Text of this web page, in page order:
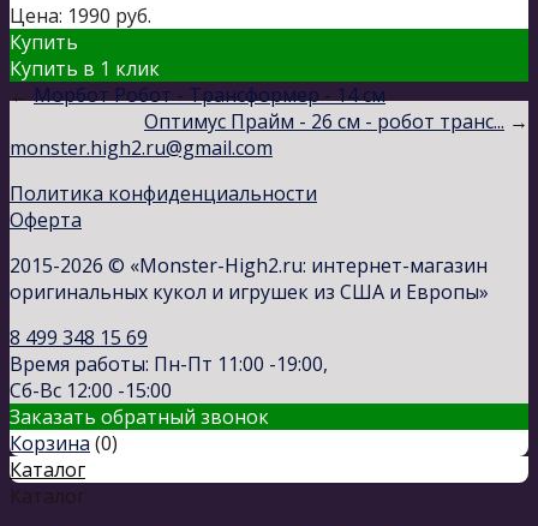
Цена: 1990 руб.
Купить
Купить в 1 клик
←Морбот Робот - Трансформер - 14 см
Оптимус Прайм - 26 см - робот транс... →
monster.high2.ru@gmail.com
Политика конфиденциальности
Оферта
2015-2026 © «Monster-High2.ru: интернет-магазин
оригинальных кукол и игрушек из США и Европы»
8 499 348 15 69
Время работы: Пн-Пт 11:00 -19:00,
Сб-Вс 12:00 -15:00
Заказать обратный звонок
Корзина (0)
Каталог
Каталог